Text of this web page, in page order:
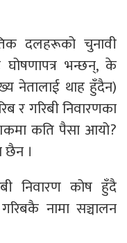
दलहरूको चुनावी
भन्छन्, के
नेतालाई थाह हुँदैन)
र गरिबी निवारणका
कति पैसा आयो?
।
निवारण कोष हुँदै
गरिबकै नामा सञ्चालन